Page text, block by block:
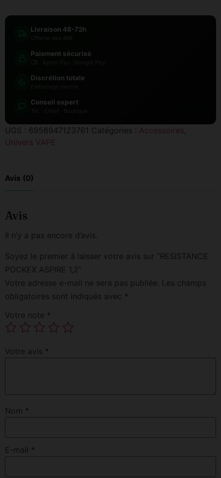
Livraison 48-72h
Paiement sécurisé
Discrétion totale
Conseil expert
UGS : 6958947123761 Catégories : Accessoires,
Univers VAPE
Avis (0)
Avis
Il n’y a pas encore d’avis.
Soyez le premier à laisser votre avis sur “RESISTANCE
POCKEX ASPIRE 1,2”
Votre adresse e-mail ne sera pas publiée. Les champs
obligatoires sont indiqués avec *
Votre note *
Votre avis *
Nom *
E-mail *